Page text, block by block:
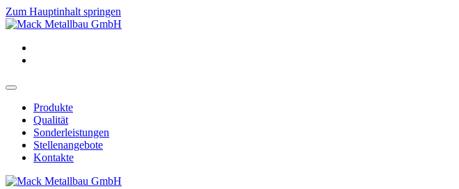
Zum Hauptinhalt springen
Produkte
Qualität
Sonderleistungen
Stellenangebote
Kontakte